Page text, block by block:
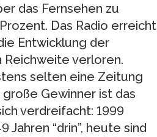
das Fernsehen zu
Das Radio erreicht
Entwicklung der
Reichweite verloren.
selten eine Zeitung
Gewinner ist das
verdreifacht: 1999
Jahren “drin”, heute sind